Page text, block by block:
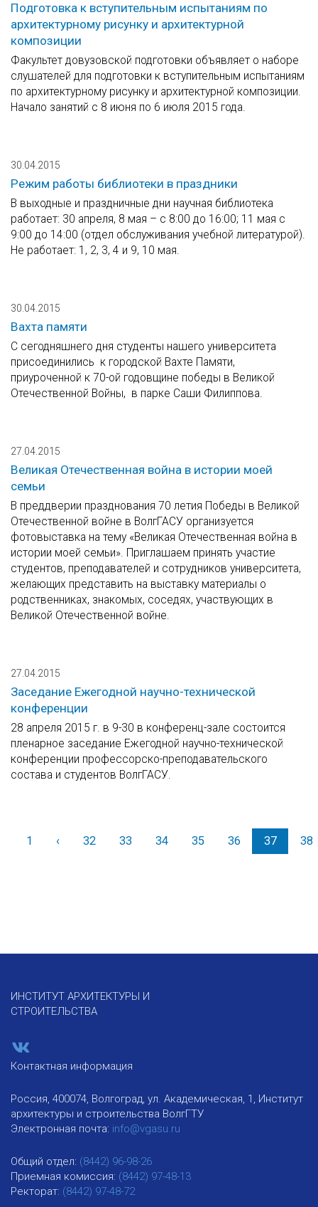
Подготовка к вступительным испытаниям по
архитектурному рисунку и архитектурной
композиции
Факультет довузовской подготовки объявляет о наборе
слушателей для подготовки к вступительным испытаниям
по архитектурному рисунку и архитектурной композиции.
Начало занятий с 8 июня по 6 июля 2015 года.
30.04.2015
Режим работы библиотеки в праздники
В выходные и праздничные дни научная библиотека
работает: 30 апреля, 8 мая – с 8:00 до 16:00; 11 мая с
9:00 до 14:00 (отдел обслуживания учебной литературой).
Не работает: 1, 2, 3, 4 и 9, 10 мая.
30.04.2015
Вахта памяти
С сегодняшнего дня студенты нашего университета
присоединились к городской Вахте Памяти,
приуроченной к 70-ой годовщине победы в Великой
Отечественной Войны, в парке Саши Филиппова.
27.04.2015
Великая Отечественная война в истории моей
семьи
В преддверии празднования 70 летия Победы в Великой
Отечественной войне в ВолгГАСУ организуется
фотовыставка на тему «Великая Отечественная война в
истории моей семьи». Приглашаем принять участие
студентов, преподавателей и сотрудников университета,
желающих представить на выставку материалы о
родственниках, знакомых, соседях, участвующих в
Великой Отечественной войне.
27.04.2015
Заседание Ежегодной научно-технической
конференции
28 апреля 2015 г. в 9-30 в конференц-зале состоится
пленарное заседание Ежегодной научно-технической
конференции профессорско-преподавательского
состава и студентов ВолгГАСУ.
1 ‹Назад
32 33 34 35 36 37 38
ИНСТИТУТ АРХИТЕКТУРЫ И
СТРОИТЕЛЬСТВА
Контактная информация
Россия, 400074, Волгоград, ул. Академическая, 1, Институт
архитектуры и строительства ВолгГТУ
Электронная почта: info@vgasu.ru
Общий отдел: (8442) 96-98-26
Приемная комиссия: (8442) 97-48-13
Ректорат: (8442) 97-48-72